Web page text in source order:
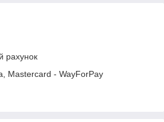
рахунок
Mastercard - WayForPay